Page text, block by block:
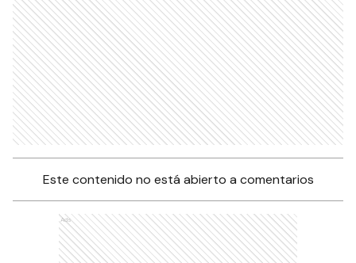
Este contenido no está abierto a comentarios
Ads